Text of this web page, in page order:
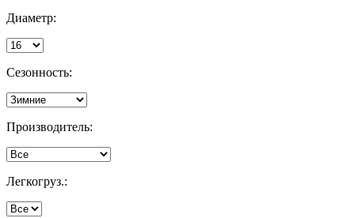
Диаметр:
Сезонность:
Производитель:
Легкогруз.: